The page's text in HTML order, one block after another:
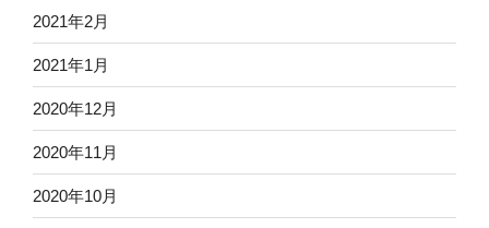
2021年2月
2021年1月
2020年12月
2020年11月
2020年10月